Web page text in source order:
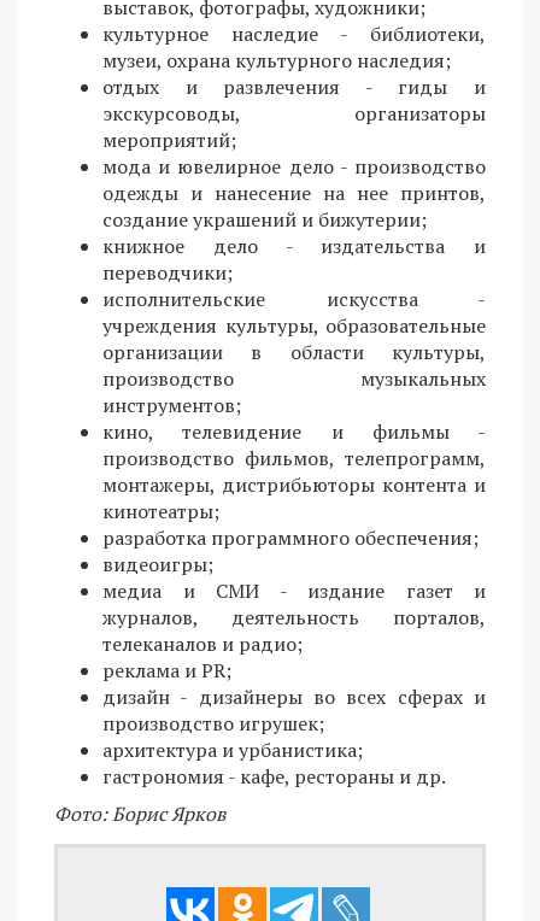
выставок, фотографы, художники;
культурное наследие - библиотеки,
музеи, охрана культурного наследия;
отдых и развлечения - гиды и
экскурсоводы, организаторы
мероприятий;
мода и ювелирное дело - производство
одежды и нанесение на нее принтов,
создание украшений и бижутерии;
книжное дело - издательства и
переводчики;
исполнительские искусства -
учреждения культуры, образовательные
организации в области культуры,
производство музыкальных
инструментов;
кино, телевидение и фильмы -
производство фильмов, телепрограмм,
монтажеры, дистрибьюторы контента и
кинотеатры;
разработка программного обеспечения;
видеоигры;
медиа и СМИ - издание газет и
журналов, деятельность порталов,
телеканалов и радио;
реклама и PR;
дизайн - дизайнеры во всех сферах и
производство игрушек;
архитектура и урбанистика;
гастрономия - кафе, рестораны и др.
Фото: Борис Ярков